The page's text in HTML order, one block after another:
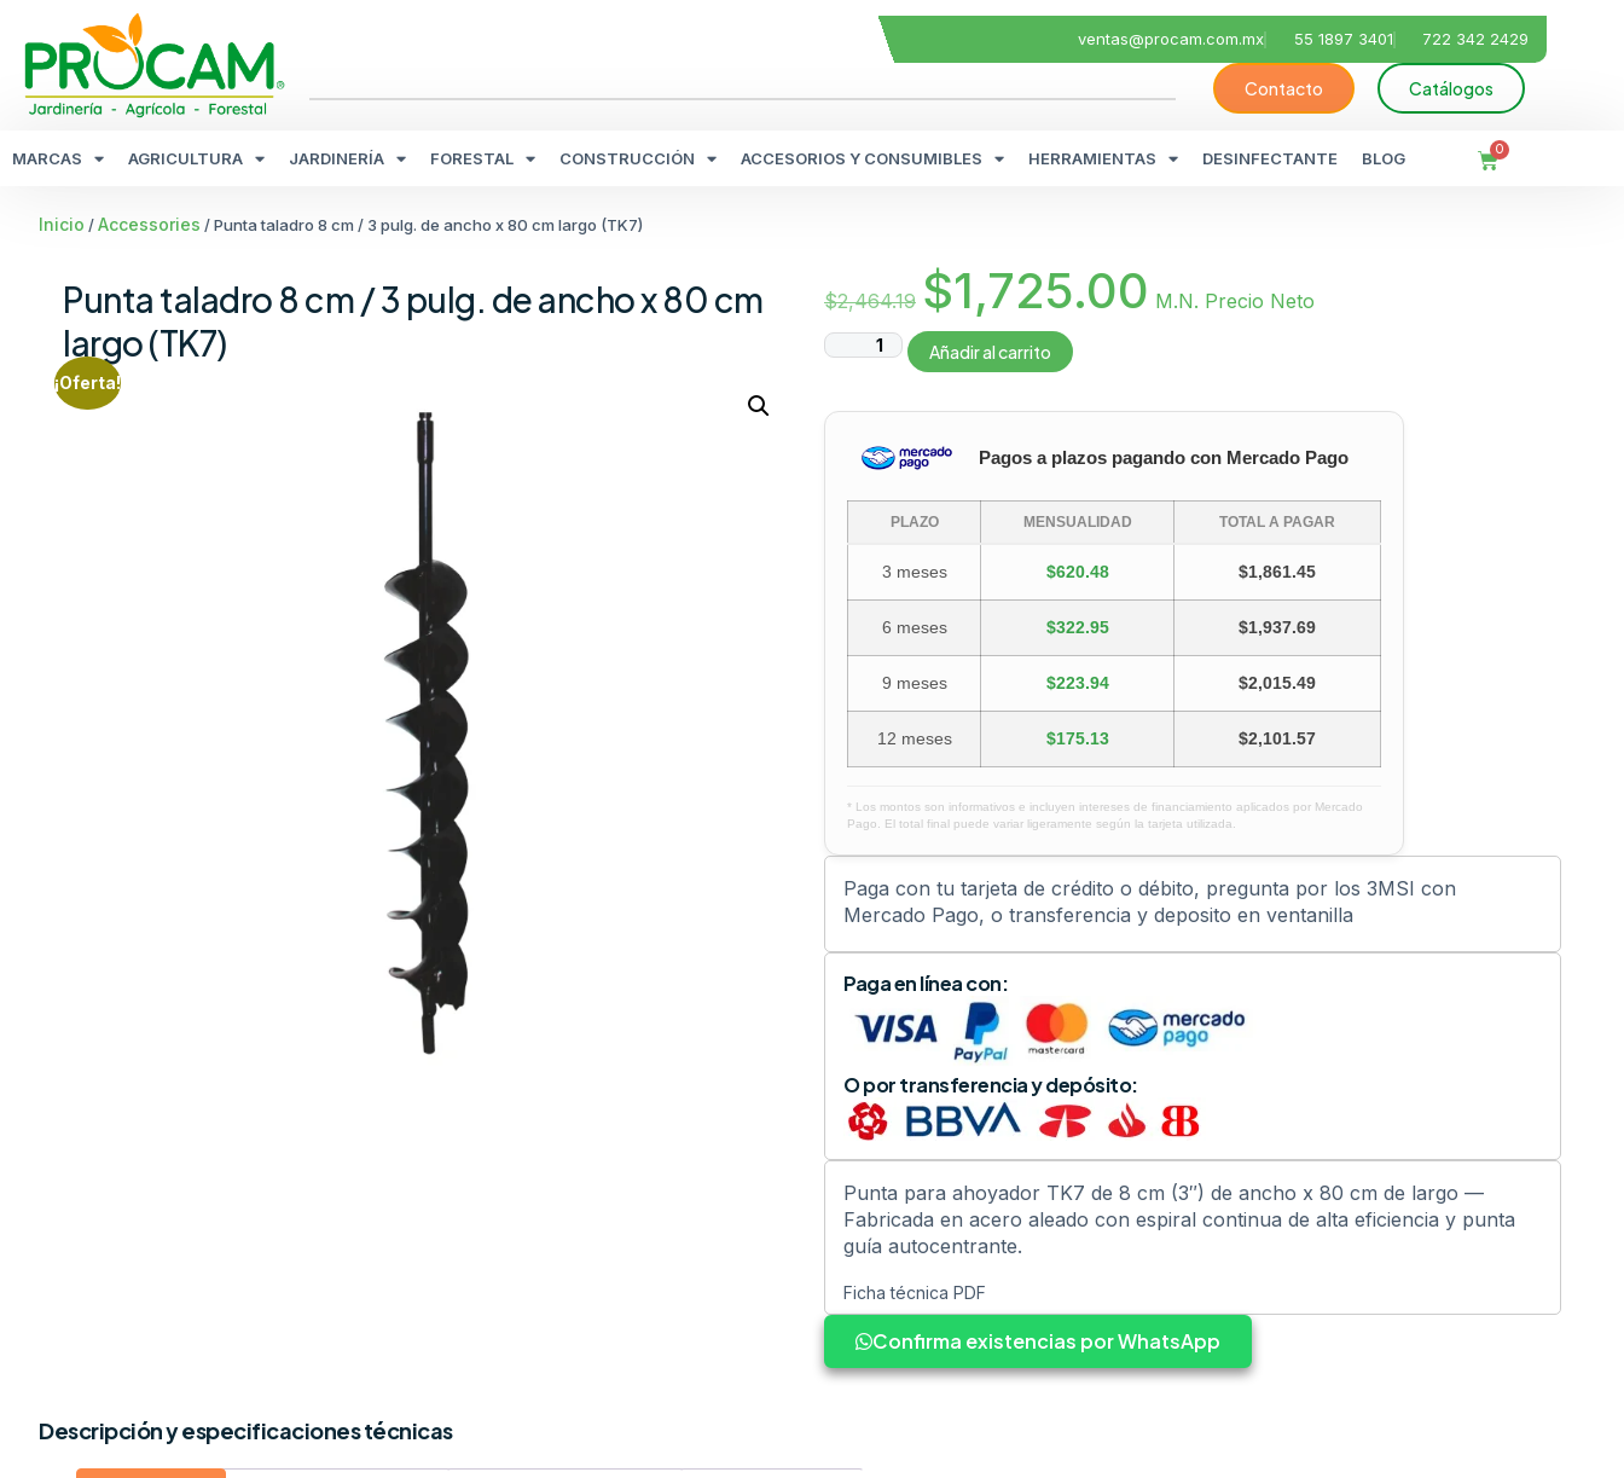
ventas@procam.com.mx 55 1897 3401 722 342 2429
Contacto Catálogos
MARCAS AGRICULTURA JARDINERÍA FORESTAL CONSTRUCCIÓN ACCESORIOS Y CONSUMIBLES HERRAMIENTAS DESINFECTANTE BLOG 0
Inicio /Accessories / Punta taladro 8 cm / 3 pulg. de ancho x 80 cm largo (TK7)
Punta taladro 8 cm / 3 pulg. de ancho x 80 cm
largo (TK7)
¡Oferta!
$2,464.19 $1,725.00 M.N. Precio Neto
Añadir al carrito
Pagos a plazos pagando con Mercado Pago
PLAZO MENSUALIDAD TOTAL A PAGAR
3 meses $620.48 $1,861.45
6 meses $322.95 $1,937.69
9 meses $223.94 $2,015.49
12 meses $175.13 $2,101.57
* Los montos son informativos e incluyen intereses de financiamiento aplicados por Mercado
Pago. El total final puede variar ligeramente según la tarjeta utilizada.
Paga con tu tarjeta de crédito o débito, pregunta por los 3MSI con
Mercado Pago, o transferencia y deposito en ventanilla
Paga en línea con:
O por transferencia y depósito:
Punta para ahoyador TK7 de 8 cm (3″) de ancho x 80 cm de largo —
Fabricada en acero aleado con espiral continua de alta eficiencia y punta
guía autocentrante.
Ficha técnica PDF
Confirma existencias por WhatsApp
Descripción y especificaciones técnicas